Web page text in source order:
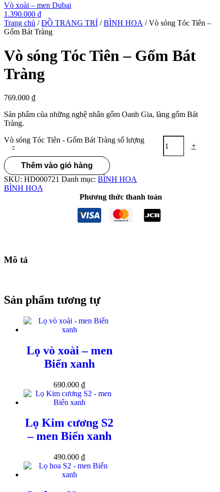
Vò xoài – men Dubai
1.390.000 ₫
Trang chủ /ĐỒ TRANG TRÍ /BÌNH HOA / Vò sóng Tóc Tiên –
Gốm Bát Tràng
Vò sóng Tóc Tiên – Gốm Bát
Tràng
769.000 ₫
Sản phẩm của những nghệ nhân gốm Oanh Gia, làng gốm Bát
Tràng.
-
Vò sóng Tóc Tiên - Gốm Bát Tràng số lượng
+
Thêm vào giỏ hàng
SKU: HD000721 Danh mục: BÌNH HOA
BÌNH HOA
Phương thức thanh toán
Mô tả
Sản phẩm tương tự
Lọ vò xoài – men
Biển xanh
690.000 ₫
Lọ Kim cương S2
– men Biển xanh
490.000 ₫